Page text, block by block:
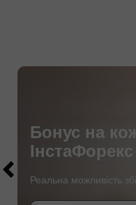
Бонус на
Реальна можливість